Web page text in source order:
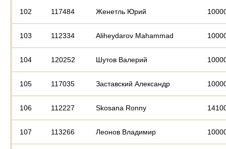
102 117484 Женетль Юрий
103 112334 Aliheydarov Mahammad
104 120252 Шутов Валерий
105 117035 Заставский Александр
106 112227 Skosana Ronny
107 113266 Леонов Владимир